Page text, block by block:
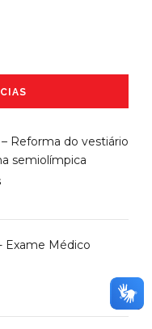
Reforma do vestiário
semiolímpica
Exame Médico